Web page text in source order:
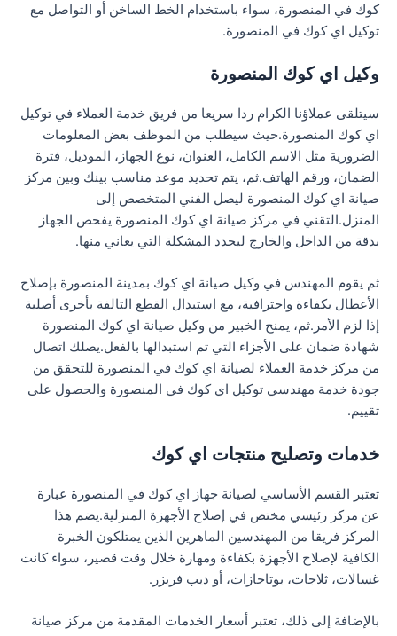
كوك في المنصورة، سواء باستخدام الخط الساخن أو التواصل مع
توكيل اي كوك في المنصورة.
وكيل اي كوك المنصورة
سيتلقى عملاؤنا الكرام ردا سريعا من فريق خدمة العملاء في توكيل
اي كوك المنصورة.حيث سيطلب من الموظف بعض المعلومات
الضرورية مثل الاسم الكامل، العنوان، نوع الجهاز، الموديل، فترة
الضمان، ورقم الهاتف.ثم، يتم تحديد موعد مناسب بينك وبين مركز
صيانة اي كوك المنصورة ليصل الفني المتخصص إلى
المنزل.التقني في مركز صيانة اي كوك المنصورة يفحص الجهاز
بدقة من الداخل والخارج ليحدد المشكلة التي يعاني منها.
ثم يقوم المهندس في وكيل صيانة اي كوك بمدينة المنصورة بإصلاح
الأعطال بكفاءة واحترافية، مع استبدال القطع التالفة بأخرى أصلية
إذا لزم الأمر.ثم، يمنح الخبير من وكيل صيانة اي كوك المنصورة
شهادة ضمان على الأجزاء التي تم استبدالها بالفعل.يصلك اتصال
من مركز خدمة العملاء لصيانة اي كوك في المنصورة للتحقق من
جودة خدمة مهندسي توكيل اي كوك في المنصورة والحصول على
تقييم.
خدمات وتصليح منتجات اي كوك
تعتبر القسم الأساسي لصيانة جهاز اي كوك في المنصورة عبارة
عن مركز رئيسي مختص في إصلاح الأجهزة المنزلية.يضم هذا
المركز فريقا من المهندسين الماهرين الذين يمتلكون الخبرة
الكافية لإصلاح الأجهزة بكفاءة ومهارة خلال وقت قصير، سواء كانت
غسالات، ثلاجات، بوتاجازات، أو ديب فريزر.
بالإضافة إلى ذلك، تعتبر أسعار الخدمات المقدمة من مركز صيانة